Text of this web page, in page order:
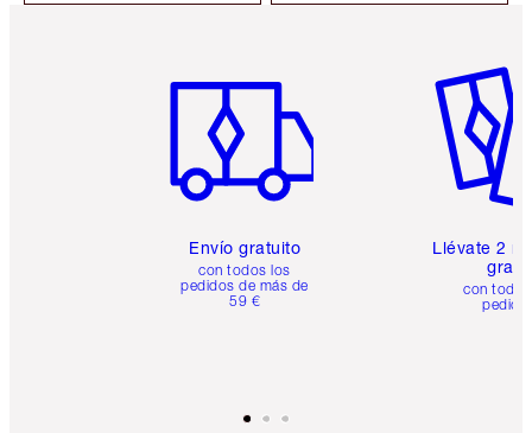
Envío gratuito
con todos los
pedidos de más de
59 €
Llévate 2
gratis
con